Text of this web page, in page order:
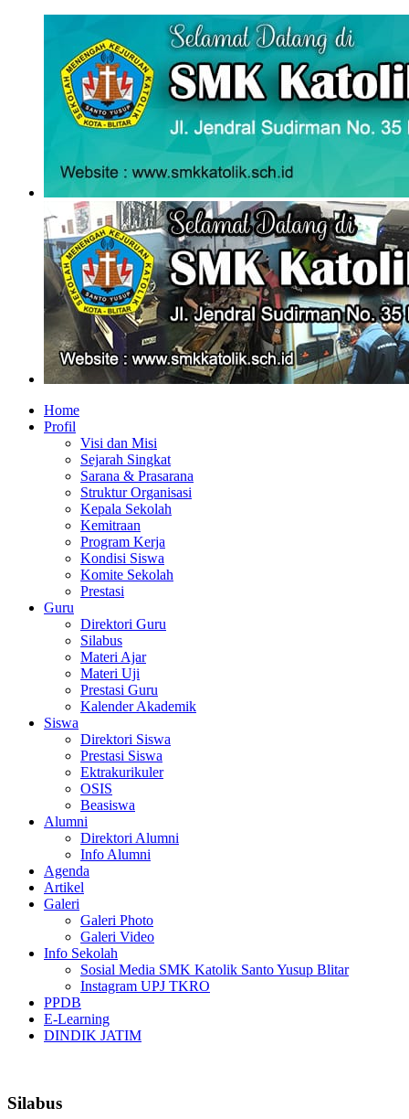
Home
Profil
Visi dan Misi
Sejarah Singkat
Sarana & Prasarana
Struktur Organisasi
Kepala Sekolah
Kemitraan
Program Kerja
Kondisi Siswa
Komite Sekolah
Prestasi
Guru
Direktori Guru
Silabus
Materi Ajar
Materi Uji
Prestasi Guru
Kalender Akademik
Siswa
Direktori Siswa
Prestasi Siswa
Ektrakurikuler
OSIS
Beasiswa
Alumni
Direktori Alumni
Info Alumni
Agenda
Artikel
Galeri
Galeri Photo
Galeri Video
Info Sekolah
Sosial Media SMK Katolik Santo Yusup Blitar
Instagram UPJ TKRO
PPDB
E-Learning
DINDIK JATIM
Silabus